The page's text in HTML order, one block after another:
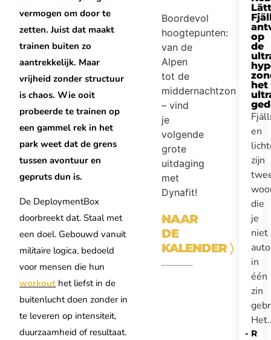
vermogen om door te
zetten. Juist dat maakt
trainen buiten zo
aantrekkelijk. Maar
vrijheid zonder structuur
is chaos. Wie ooit
probeerde te trainen op
een gammel rek in het
park weet dat de grens
tussen avontuur en
gepruts dun is.
De DeploymentBox
doorbreekt dat. Staal met
een doel. Gebouwd vanuit
militaire logica, bedoeld
voor mensen die hun
workout het liefst in de
buitenlucht doen zonder in
te leveren op intensiteit,
duurzaamheid of resultaat.
Boordevol
hoogtepunten:
van de
Alpen
tot de
middernachtzon
– vind
je
volgende
grote
uitdaging
met
Dynafit!
NAAR
DE
KALENDER〉
op
de
het
en
zijn
die
je
niet
in
één
zin
R
-